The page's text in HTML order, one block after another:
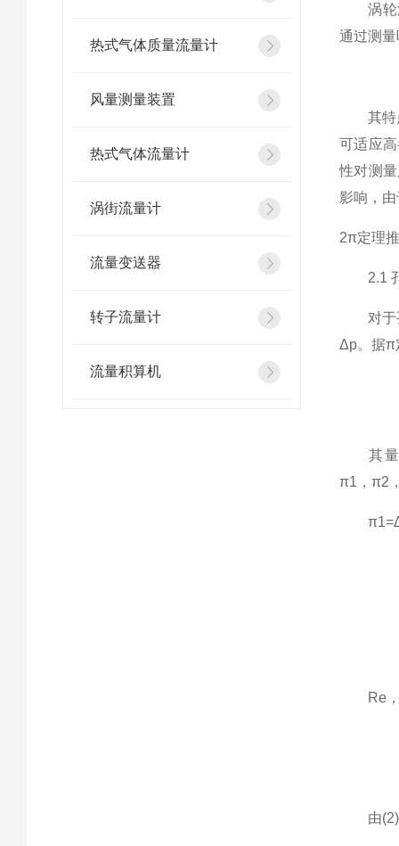
热式气体质量流量计
风量测量装置
热式气体流量计
涡街流量计
流量变送器
转子流量计
流量积算机
涡轮流
通过测
其特点
可适应
性对测
影响，
2π定理
2.1 孔
对于孔
Δp。据π
其量纲
π1，π2
Re，
由(2)式